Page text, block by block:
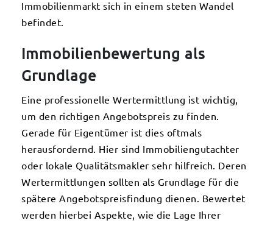
Immobilienmarkt sich in einem steten Wandel
befindet.
Immobilienbewertung als
Grundlage
Eine professionelle Wertermittlung ist wichtig,
um den richtigen Angebotspreis zu finden.
Gerade für Eigentümer ist dies oftmals
herausfordernd. Hier sind Immobiliengutachter
oder lokale Qualitätsmakler sehr hilfreich. Deren
Wertermittlungen sollten als Grundlage für die
spätere Angebotspreisfindung dienen. Bewertet
werden hierbei Aspekte, wie die Lage Ihrer